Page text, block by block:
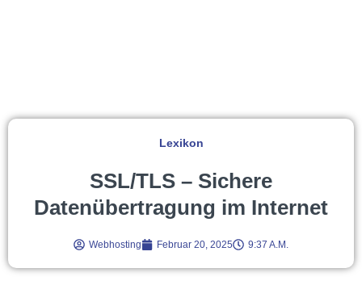
Lexikon
SSL/TLS – Sichere
Datenübertragung im Internet
Webhosting Februar 20, 2025 9:37 A.m.